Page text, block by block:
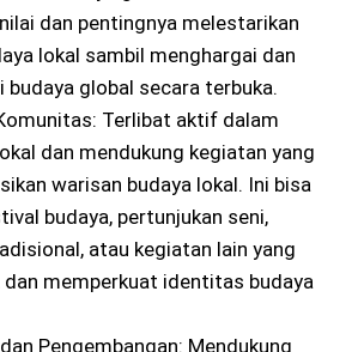
dan pentingnya melestarikan
lokal sambil menghargai dan
budaya global secara terbuka.
Terlibat aktif dalam
dan mendukung kegiatan yang
warisan budaya lokal. Ini bisa
budaya, pertunjukan seni,
atau kegiatan lain yang
dan memperkuat identitas budaya
Pengembangan: Mendukung